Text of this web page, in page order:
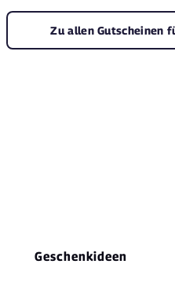
Zu allen Gutscheinen
Geschenkideen